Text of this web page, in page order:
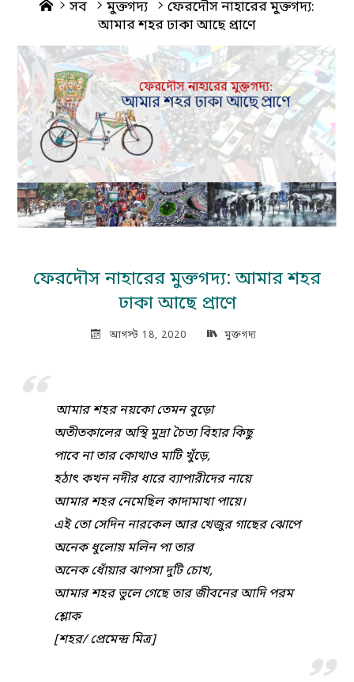
Home
সব মুক্তগদ্য
ফেরদৌস নাহারের মুক্তগদ্য:
আমার শহর ঢাকা আছে প্রাণে
ফেরদৌস নাহারের মুক্তগদ্য: আমার শহর
ঢাকা আছে প্রাণে
আগস্ট 18, 2020 মুক্তগদ্য
আমার শহর নয়কো তেমন বুড়ো
অতীতকালের অস্থি মুদ্রা চৈত্য বিহার কিছু
পাবে না তার কোথাও মাটি খুঁড়ে,
হঠাৎ কখন নদীর ধারে ব্যাপারীদের নায়ে
আমার শহর নেমেছিল কাদামাখা পায়ে।
এই তো সেদিন নারকেল আর খেজুর গাছের ঝোপে
অনেক ধুলোয় মলিন পা তার
অনেক ধোঁয়ার ঝাপসা দুটি চোখ,
আমার শহর ভুলে গেছে তার জীবনের আদি পরম
শ্লোক
[শহর/ প্রেমেন্দ্র মিত্র]